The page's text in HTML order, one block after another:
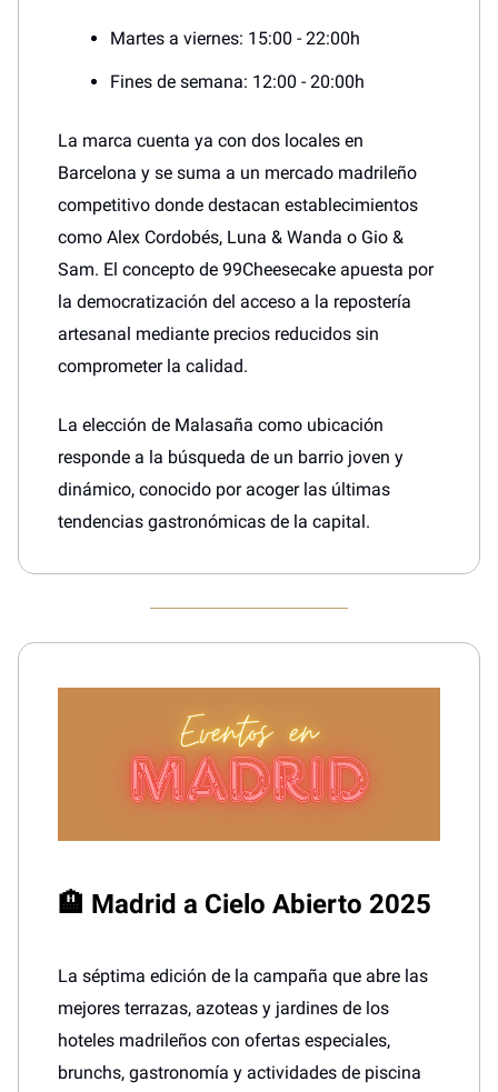
Martes a viernes: 15:00 - 22:00h
Fines de semana: 12:00 - 20:00h
La marca cuenta ya con dos locales en
Barcelona y se suma a un mercado madrileño
competitivo donde destacan establecimientos
como Alex Cordobés, Luna & Wanda o Gio &
Sam. El concepto de 99Cheesecake apuesta por
la democratización del acceso a la repostería
artesanal mediante precios reducidos sin
comprometer la calidad.
La elección de Malasaña como ubicación
responde a la búsqueda de un barrio joven y
dinámico, conocido por acoger las últimas
tendencias gastronómicas de la capital.
🏨 Madrid a Cielo Abierto 2025
La séptima edición de la campaña que abre las
mejores terrazas, azoteas y jardines de los
hoteles madrileños con ofertas especiales,
brunchs, gastronomía y actividades de piscina